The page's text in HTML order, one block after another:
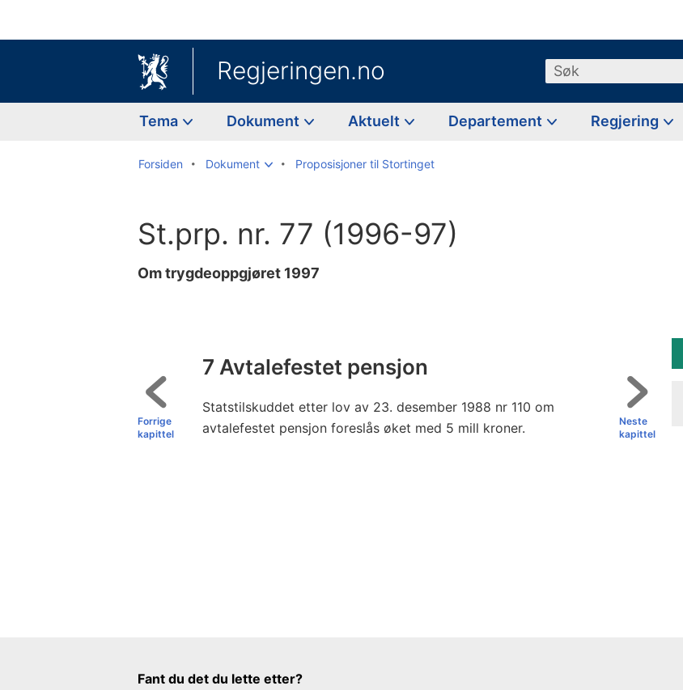
Regjeringen.no Søk
Tema Dokument Aktuelt Departement Regjering
Forsiden Dokument Proposisjoner til Stortinget
St.prp. nr. 77 (1996-97)
Om trygdeoppgjøret 1997
7 Avtalefestet pensjon
Statstilskuddet etter lov av 23. desember 1988 nr 110 om
avtalefestet pensjon foreslås øket med 5 mill kroner.
Neste
kapittel
Forrige
kapittel
Tilbakemeldingsskjema
Fant du det du lette etter?